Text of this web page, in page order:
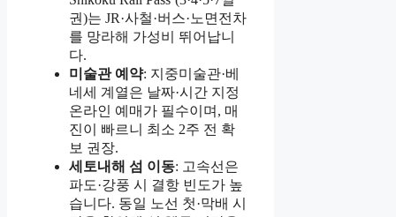
권)는 JR·사철·버스·노면전차
를 망라해 가성비 뛰어납니
다.
미술관 예약: 지중미술관·베
네세 계열은 날짜·시간 지정
온라인 예매가 필수이며, 매
진이 빠르니 최소 2주 전 확
보 권장.
세토내해 섬 이동: 고속선은
파도·강풍 시 결항 빈도가 높
습니다. 동일 노선 첫·막배 시